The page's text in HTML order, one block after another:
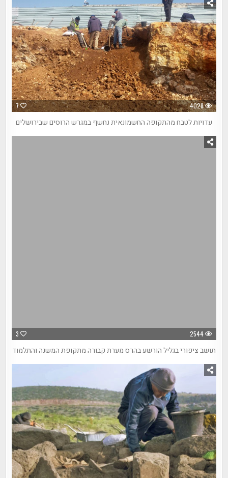
7 4028
עדויות לטבח מהתקופה החשמונאית נחשף במגרש הרוסים שבירושלים
3 2544
תושב ציפורי בגליל הורשע בהרס מערת קבורה מתקופת המשנה והתלמוד